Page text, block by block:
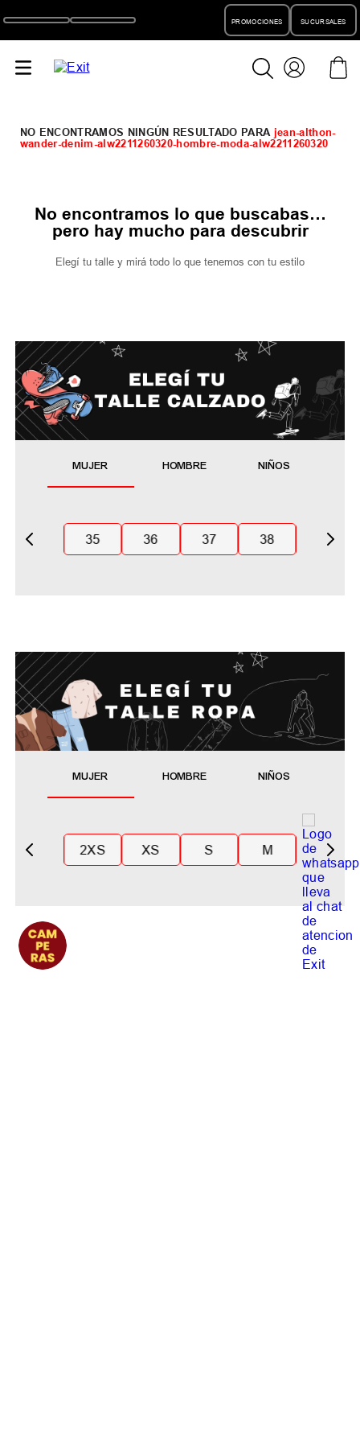
PROMOCIONES SUCURSALES
jean-althon-
wander-denim-alw2211260320-hombre-moda-alw2211260320
No encontramos lo que buscabas…
pero hay mucho para descubrir
Elegí tu talle y mirá todo lo que tenemos con tu estilo
MUJER HOMBRE NIÑOS
35 36 37 38
MUJER HOMBRE NIÑOS
2XS XS S M